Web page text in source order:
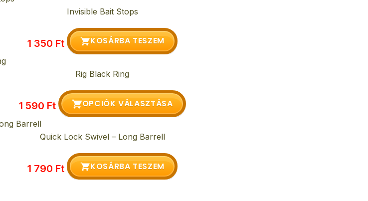
Invisible Bait Stops
1 350 Ft KOSÁRBA TESZEM
Rig Black Ring
1 590 Ft OPCIÓK VÁLASZTÁSA
Quick Lock Swivel – Long Barrell
1 790 Ft KOSÁRBA TESZEM